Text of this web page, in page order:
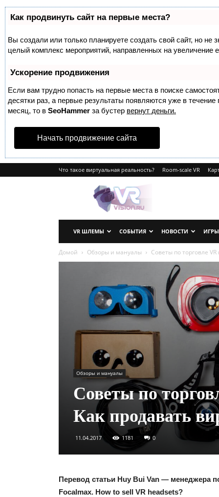
Как продвинуть сайт на первые места?
Вы создали или только планируете создать свой сайт, но не
целый комплекс мероприятий, направленных на увеличение
Ускорение продвижения
Если вам трудно попасть на первые места в поиске
десятки раз, а первые результаты появляются уже в
месяц, то в SeoHammer за бустер вернут деньги.
Начать продвижение сайта
Что такое виртуальная реальность? Room-scale VR
VRvision.ru
VR ШЛЕМЫ СОБЫТИЯ НОВОСТИ ИГРЫ
Домой Обзоры и мануалы Советы по торговле
Обзоры и мануалы
Советы по
Как продавать
11.04.2017 1181 0
Перевод статьи Huy Bui Van — менеджера
Focalmax. How to sell VR headsets?